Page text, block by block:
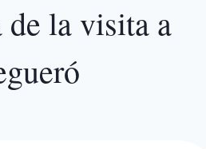
de la visita a